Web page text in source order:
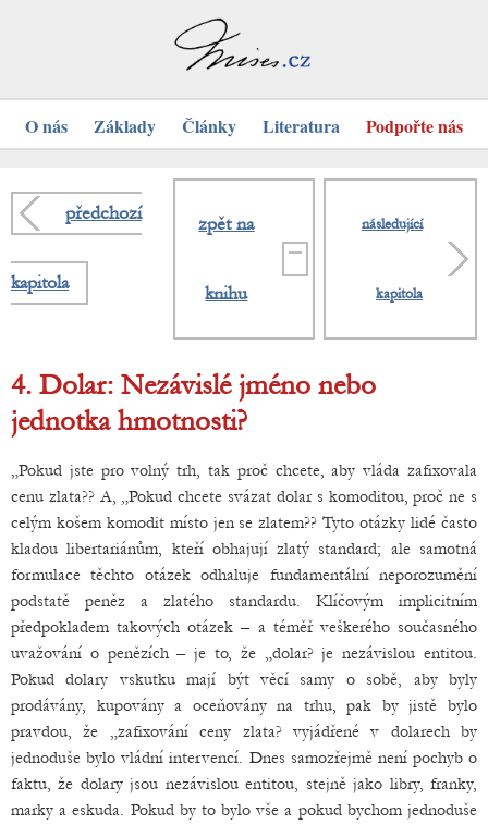
O nás Základy Články Literatura Podpořte nás
předchozí
kapitola
zpět na
knihu
následující
kapitola
4. Dolar: Nezávislé jméno nebo
jednotka hmotnosti?
„Pokud jste pro volný trh, tak proč chcete, aby vláda zafixovala
cenu zlata?? A, „Pokud chcete svázat dolar s komoditou, proč ne s
celým košem komodit místo jen se zlatem?? Tyto otázky lidé často
kladou libertariánům, kteří obhajují zlatý standard; ale samotná
formulace těchto otázek odhaluje fundamentální neporozumění
podstatě peněz a zlatého standardu. Klíčovým implicitním
předpokladem takových otázek – a téměř veškerého současného
uvažování o penězích – je to, že „dolar? je nezávislou entitou.
Pokud dolary vskutku mají být věcí samy o sobě, aby byly
prodávány, kupovány a oceňovány na trhu, pak by jistě bylo
pravdou, že „zafixování ceny zlata? vyjádřené v dolarech by
jednoduše bylo vládní intervencí. Dnes samozřejmě není pochyb o
faktu, že dolary jsou nezávislou entitou, stejně jako libry, franky,
marky a eskuda. Pokud by to bylo vše a pokud bychom jednoduše